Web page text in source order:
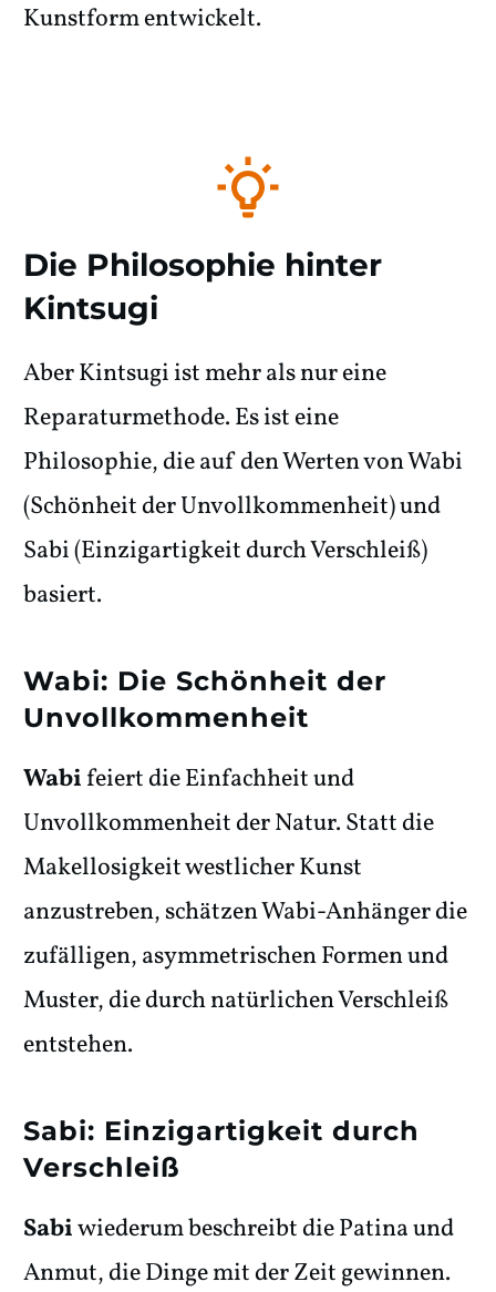
Kunstform entwickelt.
Die Philosophie hinter
Kintsugi
Aber Kintsugi ist mehr als nur eine
Reparaturmethode. Es ist eine
Philosophie, die auf den Werten von Wabi
(Schönheit der Unvollkommenheit) und
Sabi (Einzigartigkeit durch Verschleiß)
basiert.
Wabi: Die Schönheit der
Unvollkommenheit
Wabifeiert die Einfachheit und
Unvollkommenheit der Natur. Statt die
Makellosigkeit westlicher Kunst
anzustreben, schätzen Wabi-Anhänger die
zufälligen, asymmetrischen Formen und
Muster, die durch natürlichen Verschleiß
entstehen.
Sabi: Einzigartigkeit durch
Verschleiß
Sabiwiederum beschreibt die Patina und
Anmut, die Dinge mit der Zeit gewinnen.